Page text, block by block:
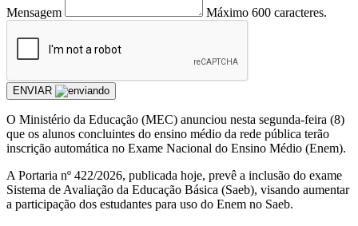
Mensagem Máximo 600 caracteres.
ENVIAR
O Ministério da Educação (MEC) anunciou nesta segunda-feira (8)
que os alunos concluintes do ensino médio da rede pública terão
inscrição automática no Exame Nacional do Ensino Médio (Enem).
A Portaria nº 422/2026, publicada hoje, prevê a inclusão do exame
Sistema de Avaliação da Educação Básica (Saeb), visando aumentar
a participação dos estudantes para uso do Enem no Saeb.